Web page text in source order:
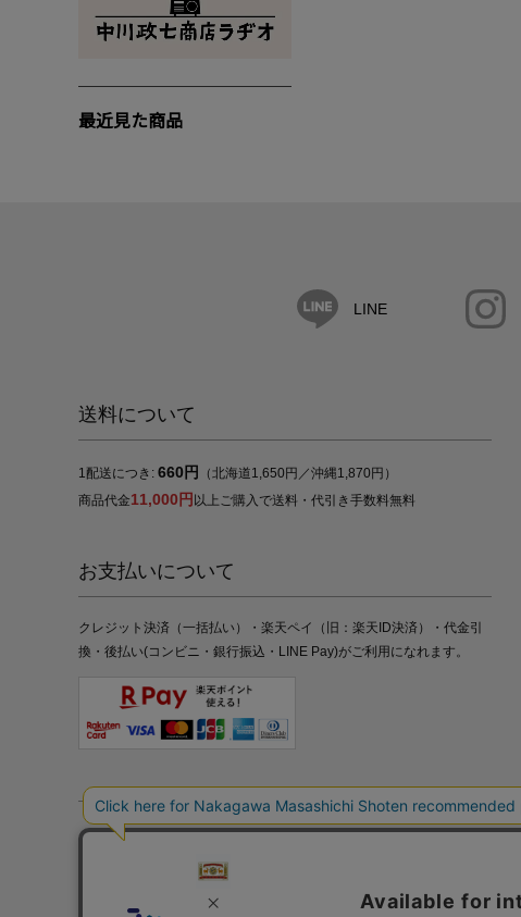
最近見た商品
LINE
送料について
1配送につき: 660円
（北海道1,650円／沖縄1,870円）
商品代金11,000円 以上ご購入で送料・代引き手数料無料
お支払いについて
クレジット決済（一括払い）・楽天ペイ（旧：楽天ID決済）・代金引
換・後払い(コンビニ・銀行振込・LINE Pay)がご利用になれます。
プライバシーポリシー